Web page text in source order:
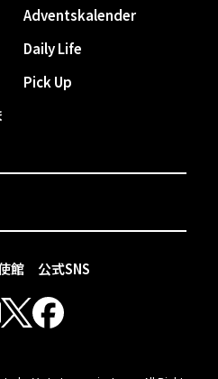
館 公式SNS
Adventskalender
Daily Life
Pick Up